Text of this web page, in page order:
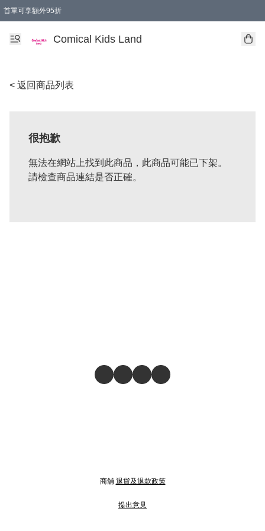
首單可享額外95折
Comical Kids Land
< 返回商品列表
很抱歉
無法在網站上找到此商品，此商品可能已下架。
請檢查商品連結是否正確。
商舖 退貨及退款政策
提出意見